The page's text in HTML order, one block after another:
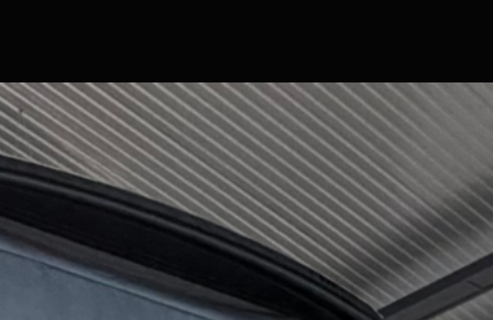
Hlavní stránka
Značky a modely
Skladové obytné vozy
Skladové přívěsy
Komisní obytné vozy a přívěsy